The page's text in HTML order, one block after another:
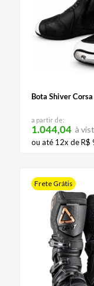
Bota Shiver
a partir de:
1.044,04 à
ou até 12x deR$
Frete Grátis